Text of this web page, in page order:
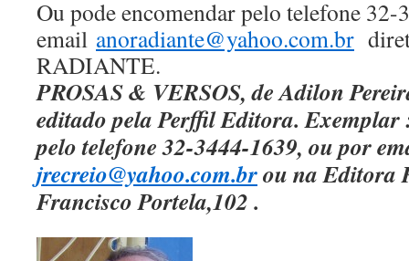
Ou pode encomendar pelo telefone
email anoradiante@yahoo.com.br
RADIANTE.
PROSAS & VERSOS, de Adilon
editado pela Perffil Editora. Exemplar
pelo telefone 32-3444-1639, ou por
jrecreio@yahoo.com.brou na Editora
Francisco Portela,102 .